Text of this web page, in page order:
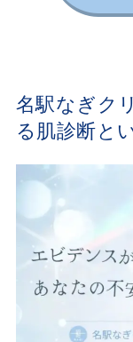
名駅なぎク
る肌診断と